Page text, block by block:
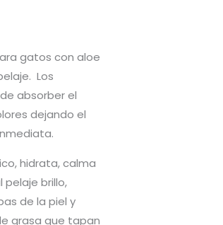
gatos con aloe
Los
absorber el
dejando el
hidrata, calma
pelaje brillo,
de la piel y
grasa que tapan